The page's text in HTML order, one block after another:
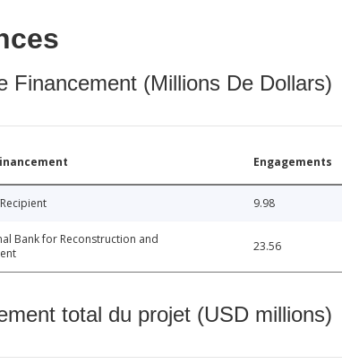
Financement (Millions De Dollars)
Engagements
9.98
Bank for Reconstruction and
23.56
total du projet (USD millions)